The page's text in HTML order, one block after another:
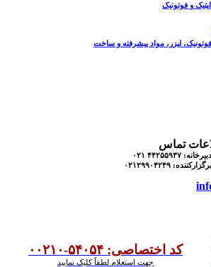
و فوتونیک
لیزر، مواد پیشرفته و ساخت
تماس
۴۴۲۵۵۹۳۷ ۰۲۱
۰۲۱۲۹۹۰۴۲۴۹
کد اختصاصی: ۵۴۰۵۴-۰۰۲۱۰
جهت استعلام لطفاً کلیک نمایید